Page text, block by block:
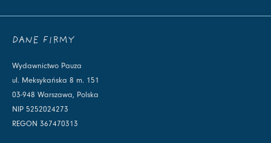
DANE FIRMY
Wydawnictwo Pauza
ul. Meksykańska 8 m. 151
03-948 Warszawa, Polska
NIP 5252024273
REGON 367470313